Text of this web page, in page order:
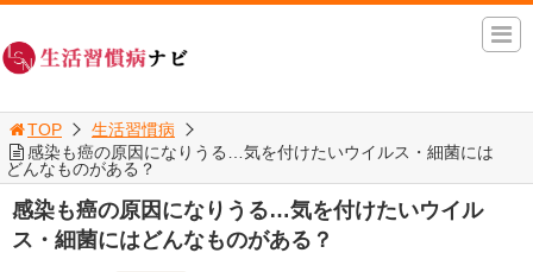
TOP
生活習慣病
感染も癌の原因になりうる…気を付けたいウイルス・細菌には
どんなものがある？
感染も癌の原因になりうる…気を付けたいウイル
ス・細菌にはどんなものがある？